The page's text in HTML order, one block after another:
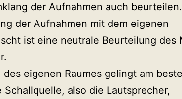
der Aufnahmen auch
der Aufnahmen mit dem eigenen
ist eine neutrale Beurteilung des
des eigenen Raumes gelingt am
Schallquelle, also die Lautsprecher,